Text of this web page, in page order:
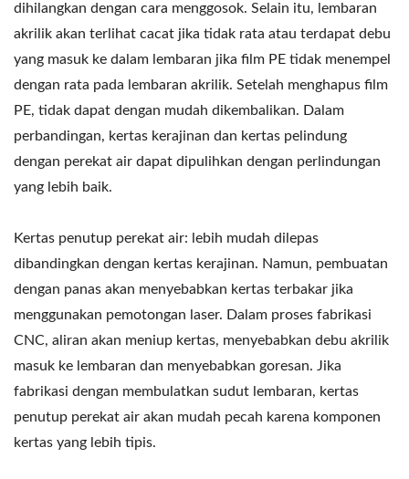
dihilangkan dengan cara menggosok. Selain itu, lembaran
akrilik akan terlihat cacat jika tidak rata atau terdapat debu
yang masuk ke dalam lembaran jika film PE tidak menempel
dengan rata pada lembaran akrilik. Setelah menghapus film
PE, tidak dapat dengan mudah dikembalikan. Dalam
perbandingan, kertas kerajinan dan kertas pelindung
dengan perekat air dapat dipulihkan dengan perlindungan
yang lebih baik.
Kertas penutup perekat air: lebih mudah dilepas
dibandingkan dengan kertas kerajinan. Namun, pembuatan
dengan panas akan menyebabkan kertas terbakar jika
menggunakan pemotongan laser. Dalam proses fabrikasi
CNC, aliran akan meniup kertas, menyebabkan debu akrilik
masuk ke lembaran dan menyebabkan goresan. Jika
fabrikasi dengan membulatkan sudut lembaran, kertas
penutup perekat air akan mudah pecah karena komponen
kertas yang lebih tipis.